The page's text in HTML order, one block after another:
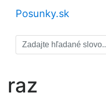
Posunky.sk
raz